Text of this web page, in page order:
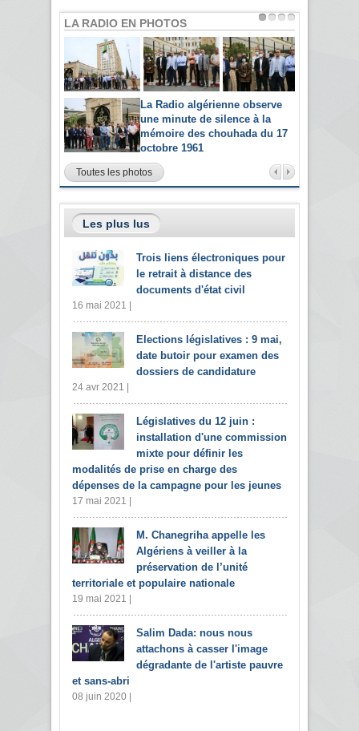
LA RADIO EN PHOTOS
La Radio algérienne observe
une minute de silence à la
mémoire des chouhada du 17
octobre 1961
Toutes les photos
Les plus lus
Trois liens électroniques pour
le retrait à distance des
documents d'état civil
16 mai 2021 |
Elections législatives : 9 mai,
date butoir pour examen des
dossiers de candidature
24 avr 2021 |
Législatives du 12 juin :
installation d'une commission
mixte pour définir les
modalités de prise en charge des
dépenses de la campagne pour les jeunes
17 mai 2021 |
M. Chanegriha appelle les
Algériens à veiller à la
préservation de l’unité
territoriale et populaire nationale
19 mai 2021 |
Salim Dada: nous nous
attachons à casser l'image
dégradante de l'artiste pauvre
et sans-abri
08 juin 2020 |